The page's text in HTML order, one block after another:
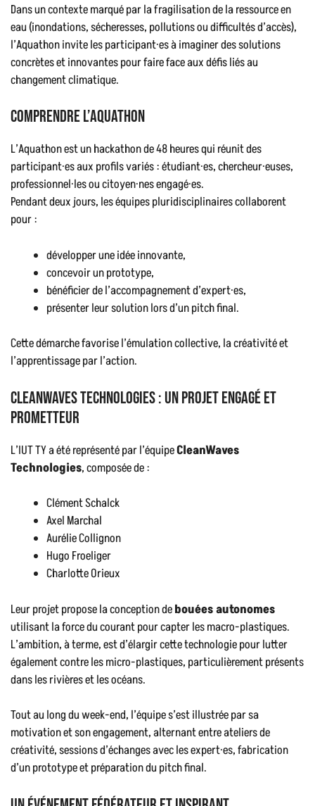
Dans un contexte marqué par la fragilisation de la ressource en
eau (inondations, sécheresses, pollutions ou difficultés d’accès),
l’Aquathon invite les participant·es à imaginer des solutions
concrètes et innovantes pour faire face aux défis liés au
changement climatique.
Comprendre l’Aquathon
L’Aquathon est un hackathon de 48 heures qui réunit des
participant·es aux profils variés : étudiant·es, chercheur·euses,
professionnel·les ou citoyen·nes engagé·es.
Pendant deux jours, les équipes pluridisciplinaires collaborent
pour :
développer une idée innovante,
concevoir un prototype,
bénéficier de l’accompagnement d’expert·es,
présenter leur solution lors d’un pitch final.
Cette démarche favorise l’émulation collective, la créativité et
l’apprentissage par l’action.
CleanWaves Technologies : un projet engagé et
prometteur
L’IUT TY a été représenté par l’équipeCleanWaves
Technologies, composée de :
Clément Schalck
Axel Marchal
Aurélie Collignon
Hugo Froeliger
Charlotte Orieux
Leur projet propose la conception debouées autonomes
utilisant la force du courant pour capter les macro-plastiques.
L’ambition, à terme, est d’élargir cette technologie pour lutter
également contre les micro-plastiques, particulièrement présents
dans les rivières et les océans.
Tout au long du week-end, l’équipe s’est illustrée par sa
motivation et son engagement, alternant entre ateliers de
créativité, sessions d’échanges avec les expert·es, fabrication
d’un prototype et préparation du pitch final.